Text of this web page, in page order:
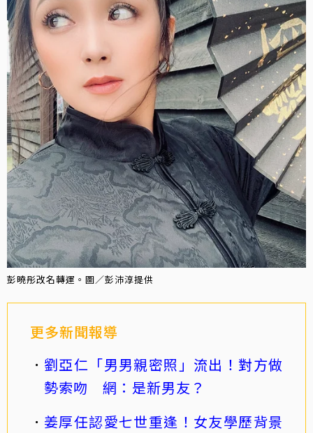
彭曉彤改名轉運。圖／彭沛淳提供
更多新聞報導
劉亞仁「男男親密照」流出！對方做
勢索吻 網：是新男友？
姜厚任認愛七世重逢！女友學歷背景